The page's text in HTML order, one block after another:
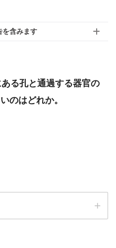
を含みます
る孔と通過する器官の
のはどれか。